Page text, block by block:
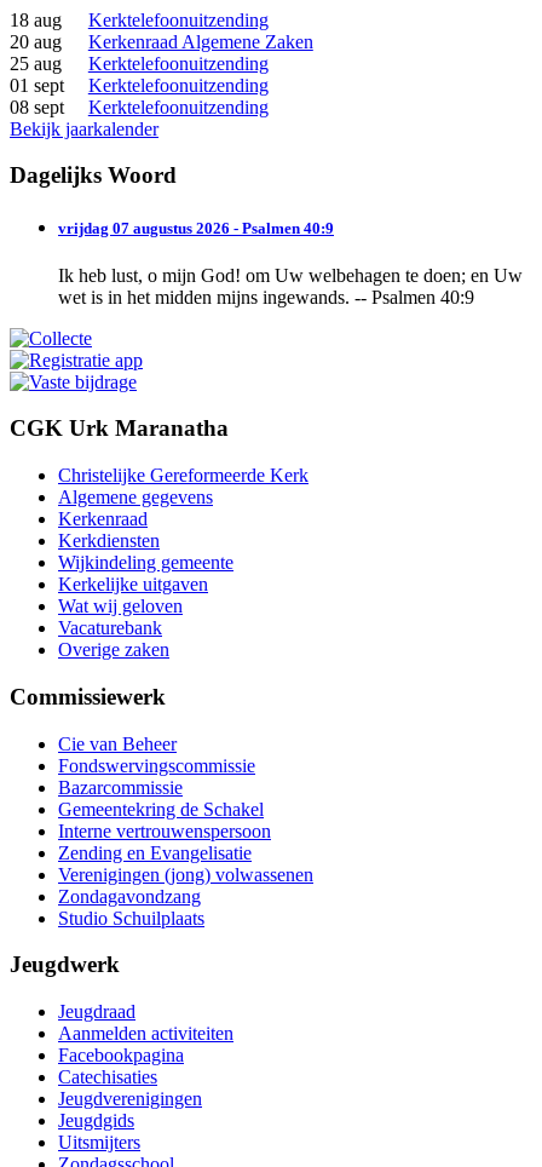
18 aug
Kerktelefoonuitzending
20 aug
Kerkenraad Algemene Zaken
25 aug
Kerktelefoonuitzending
01 sept
Kerktelefoonuitzending
08 sept
Kerktelefoonuitzending
Bekijk jaarkalender
Dagelijks Woord
vrijdag 07 augustus 2026 - Psalmen 40:9
Ik heb lust, o mijn God! om Uw welbehagen te doen; en Uw
wet is in het midden mijns ingewands. -- Psalmen 40:9
CGK Urk Maranatha
Christelijke Gereformeerde Kerk
Algemene gegevens
Kerkenraad
Kerkdiensten
Wijkindeling gemeente
Kerkelijke uitgaven
Wat wij geloven
Vacaturebank
Overige zaken
Commissiewerk
Cie van Beheer
Fondswervingscommissie
Bazarcommissie
Gemeentekring de Schakel
Interne vertrouwenspersoon
Zending en Evangelisatie
Verenigingen (jong) volwassenen
Zondagavondzang
Studio Schuilplaats
Jeugdwerk
Jeugdraad
Aanmelden activiteiten
Facebookpagina
Catechisaties
Jeugdverenigingen
Jeugdgids
Uitsmijters